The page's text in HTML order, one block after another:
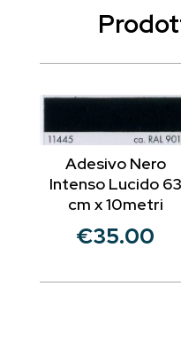
Adesivo Nero
Intenso Lucido 63
cm x 10metri
€35.00